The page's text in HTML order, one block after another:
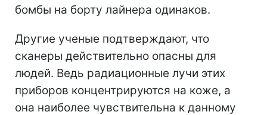
бомбы на борту лайнера одинаков.
Другие ученые подтверждают, что
сканеры действительно опасны для
людей. Ведь радиационные лучи этих
приборов концентрируются на коже, а
она наиболее чувствительна к данному